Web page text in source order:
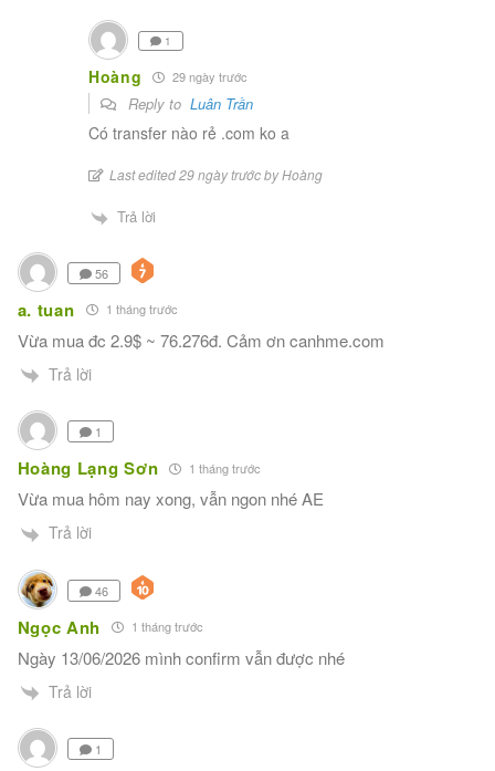
1
Hoàng 29 ngày trước
Reply to Luân Trần
Có transfer nào rẻ .com ko a
Last edited 29 ngày trước by Hoàng
Trả lời
56
a. tuan 1 tháng trước
Vừa mua đc 2.9$ ~ 76.276đ. Cảm ơn canhme.com
Trả lời
1
Hoàng Lạng Sơn 1 tháng trước
Vừa mua hôm nay xong, vẫn ngon nhé AE
Trả lời
46
Ngọc Anh 1 tháng trước
Ngày 13/06/2026 mình confirm vẫn được nhé
Trả lời
1